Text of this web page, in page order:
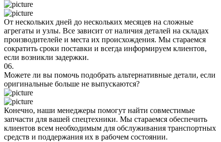
От нескольких дней до нескольких месяцев на сложные
агрегаты и узлы. Все зависит от наличия деталей на складах
производителейе и места их происхождения. Мы стараемся
сократить сроки поставки и всегда информируем клиентов,
если возникли задержки.
06.
Можете ли вы помочь подобрать альтернативные детали, если
оригинальные больше не выпускаются?
Конечно, наши менеджеры помогут найти совместимые
запчасти для вашей спецтехники. Мы стараемся обеспечить
клиентов всем необходимым для обслуживания транспортных
средств и поддержания их в рабочем состоянии.